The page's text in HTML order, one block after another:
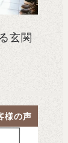
玄関
様の声